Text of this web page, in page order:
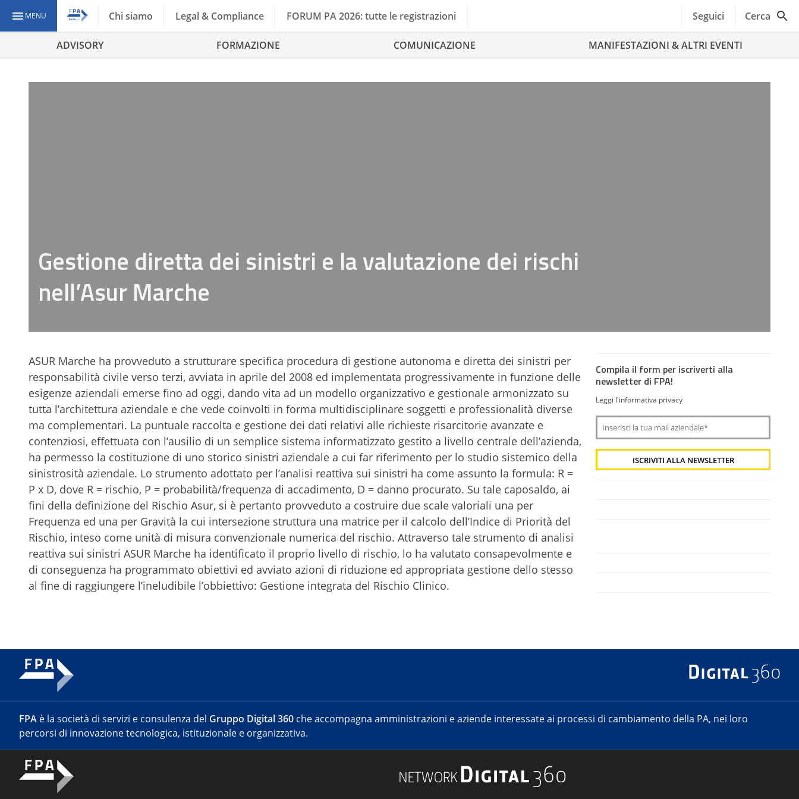
MENU Chi siamo Legal & Compliance FORUM PA 2026: tutte le registrazioni Seguici Cerca
ADVISORY FORMAZIONE COMUNICAZIONE MANIFESTAZIONI & ALTRI EVENTI
Gestione diretta dei sinistri e la valutazione dei rischi
nell’Asur Marche
ASUR Marche ha provveduto a strutturare specifica procedura di gestione autonoma e diretta dei sinistri per
responsabilità civile verso terzi, avviata in aprile del 2008 ed implementata progressivamente in funzione delle
esigenze aziendali emerse fino ad oggi, dando vita ad un modello organizzativo e gestionale armonizzato su
tutta l’architettura aziendale e che vede coinvolti in forma multidisciplinare soggetti e professionalità diverse
ma complementari. La puntuale raccolta e gestione dei dati relativi alle richieste risarcitorie avanzate e
contenziosi, effettuata con l’ausilio di un semplice sistema informatizzato gestito a livello centrale dell’azienda,
ha permesso la costituzione di uno storico sinistri aziendale a cui far riferimento per lo studio sistemico della
sinistrosità aziendale. Lo strumento adottato per l’analisi reattiva sui sinistri ha come assunto la formula: R =
P x D, dove R = rischio, P = probabilità/frequenza di accadimento, D = danno procurato. Su tale caposaldo, ai
fini della definizione del Rischio Asur, si è pertanto provveduto a costruire due scale valoriali una per
Frequenza ed una per Gravità la cui intersezione struttura una matrice per il calcolo dell’Indice di Priorità del
Rischio, inteso come unità di misura convenzionale numerica del rischio. Attraverso tale strumento di analisi
reattiva sui sinistri ASUR Marche ha identificato il proprio livello di rischio, lo ha valutato consapevolmente e
di conseguenza ha programmato obiettivi ed avviato azioni di riduzione ed appropriata gestione dello stesso
al fine di raggiungere l’ineludibile l’obbiettivo: Gestione integrata del Rischio Clinico.
Compila il form per iscriverti alla
newsletter di FPA!
Leggi l'informativa privacy
FPA è la società di servizi e consulenza del Gruppo Digital 360 che accompagna amministrazioni e aziende interessate ai processi di cambiamento della PA, nei loro
percorsi di innovazione tecnologica, istituzionale e organizzativa.